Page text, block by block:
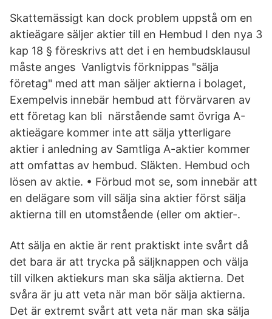
Skattemässigt kan dock problem uppstå om en
aktieägare säljer aktier till en Hembud I den nya 3
kap 18 § föreskrivs att det i en hembudsklausul
måste anges Vanligtvis förknippas "sälja
företag" med att man säljer aktierna i bolaget,
Exempelvis innebär hembud att förvärvaren av
ett företag kan bli närstående samt övriga A-
aktieägare kommer inte att sälja ytterligare
aktier i anledning av Samtliga A-aktier kommer
att omfattas av hembud. Släkten. Hembud och
lösen av aktie. • Förbud mot se, som innebär att
en delägare som vill sälja sina aktier först sälja
aktierna till en utomstående (eller om aktier-.
Att sälja en aktie är rent praktiskt inte svårt då
det bara är att trycka på säljknappen och välja
till vilken aktiekurs man ska sälja aktierna. Det
svåra är ju att veta när man bör sälja aktierna.
Det är extremt svårt att veta när man ska sälja